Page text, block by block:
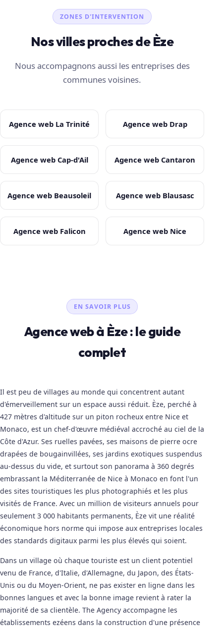
ZONES D'INTERVENTION
Nos villes proches de Èze
Nous accompagnons aussi les entreprises des
communes voisines.
Agence web La Trinité Agence web Drap
Agence web Cap-d'Ail Agence web Cantaron
Agence web Beausoleil Agence web Blausasc
Agence web Falicon Agence web Nice
EN SAVOIR PLUS
Agence web à Èze : le guide
complet
Il est peu de villages au monde qui concentrent autant
d'émerveillement sur un espace aussi réduit. Èze, perché à
427 mètres d'altitude sur un piton rocheux entre Nice et
Monaco, est un chef-d'œuvre médiéval accroché au ciel de la
Côte d'Azur. Ses ruelles pavées, ses maisons de pierre ocre
drapées de bougainvillées, ses jardins exotiques suspendus
au-dessus du vide, et surtout son panorama à 360 degrés
embrassant la Méditerranée de Nice à Monaco en font l'un
des sites touristiques les plus photographiés et les plus
visités de France. Avec un million de visiteurs annuels pour
seulement 3 000 habitants permanents, Èze vit une réalité
économique hors norme qui impose aux entreprises locales
des standards digitaux parmi les plus élevés qui soient.
Dans un village où chaque touriste est un client potentiel
venu de France, d'Italie, d'Allemagne, du Japon, des États-
Unis ou du Moyen-Orient, ne pas exister en ligne dans les
bonnes langues et avec la bonne image revient à rater la
majorité de sa clientèle. The Agency accompagne les
établissements ezéens dans la construction d'une présence